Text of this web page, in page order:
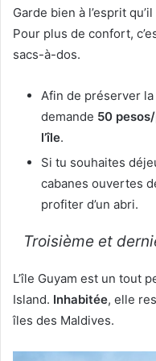
Garde bien à l’esprit
Pour plus de confort,
sacs-à-dos.
Afin de préserver
demande 50
l’île.
Si tu souhaites
cabanes ouvertes
profiter d’un abri.
Troisième et
L’île Guyam est un tout
Island. Inhabitée, elle
îles des Maldives.